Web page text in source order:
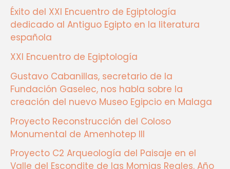
Éxito del XXI Encuentro de Egiptología
dedicado al Antiguo Egipto en la literatura
española
XXI Encuentro de Egiptología
Gustavo Cabanillas, secretario de la
Fundación Gaselec, nos habla sobre la
creación del nuevo Museo Egipcio en Malaga
Proyecto Reconstrucción del Coloso
Monumental de Amenhotep III
Proyecto C2 Arqueología del Paisaje en el
Valle del Escondite de las Momias Reales. Año